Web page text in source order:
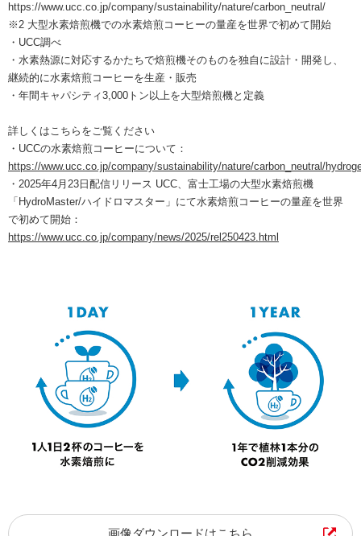
https://www.ucc.co.jp/company/sustainability/nature/carbon_neutral/
※2 大型水素焙煎機での水素焙煎コーヒーの量産を世界で初めて開始
・UCC調べ
・水素熱源に対応するかたちで焙煎機そのものを独自に設計・開発し、
継続的に水素焙煎コーヒーを生産・販売
・年間キャパシティ3,000トン以上を大型焙煎機と定義
詳しくはこちらをご覧ください
・UCCの水素焙煎コーヒーについて：
https://www.ucc.co.jp/company/sustainability/nature/carbon_neutral/
・2025年4月23日配信リリース UCC、富士工場の大型水素焙煎機
「HydroMaster/ハイドロマスター」にて水素焙煎コーヒーの量産を世界
で初めて開始：
https://www.ucc.co.jp/company/news/2025/rel250423.html